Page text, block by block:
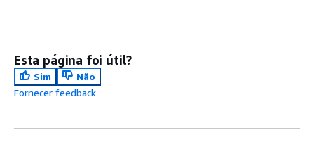
Esta página foi útil?
Sim
Não
Fornecer feedback